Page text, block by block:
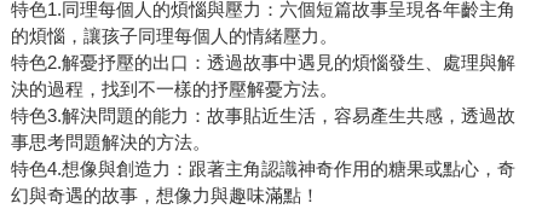
特色1.同理每個人的煩惱與壓力：六個短篇故事呈現各年齡主角
的煩惱，讓孩子同理每個人的情緒壓力。
特色2.解憂抒壓的出口：透過故事中遇見的煩惱發生、處理與解
決的過程，找到不一樣的抒壓解憂方法。
特色3.解決問題的能力：故事貼近生活，容易產生共感，透過故
事思考問題解決的方法。
特色4.想像與創造力：跟著主角認識神奇作用的糖果或點心，奇
幻與奇遇的故事，想像力與趣味滿點！